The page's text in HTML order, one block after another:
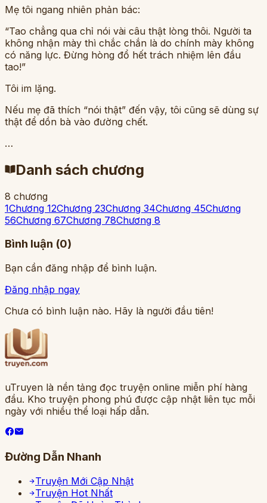
Mẹ tôi ngang nhiên phản bác:
“Tao chẳng qua chỉ nói vài câu thật lòng thôi. Người ta
không nhận mày thì chắc chắn là do chính mày không
có năng lực. Đừng hòng đổ hết trách nhiệm lên đầu
tao!”
Tôi im lặng.
Nếu mẹ đã thích “nói thật” đến vậy, tôi cũng sẽ dùng sự
thật để dồn bà vào đường chết.
…
Danh sách chương
8 chương
1Chương 12Chương 23Chương 34Chương 45Chương
56Chương 67Chương 78Chương 8
Bình luận (0)
Bạn cần đăng nhập để bình luận.
Đăng nhập ngay
Chưa có bình luận nào. Hãy là người đầu tiên!
uTruyen là nền tảng đọc truyện online miễn phí hàng
đầu. Kho truyện phong phú được cập nhật liên tục mỗi
ngày với nhiều thể loại hấp dẫn.
Đường Dẫn Nhanh
Truyện Mới Cập Nhật
Truyện Hot Nhất